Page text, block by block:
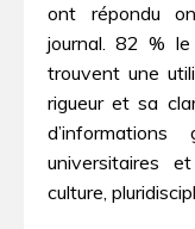
ont répondu
journal. 82 %
trouvent une
rigueur et sa
universitaires
culture,